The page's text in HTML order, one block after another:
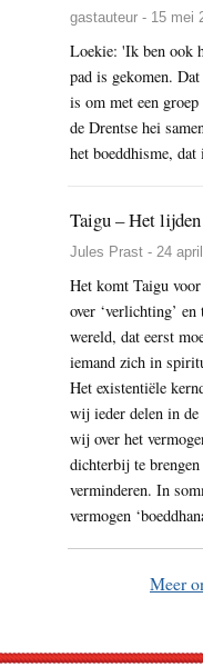
gastauteur - 15 mei
Loekie: 'Ik ben ook
pad is gekomen.
is om met een
de Drentse hei
het boeddhisme, dat
Taigu – Het
Jules Prast - 24
Het komt Taigu
over ‘verlichting’
wereld, dat eerst
iemand zich in
Het existentiële
wij ieder delen in
wij over het
dichterbij te
verminderen. In
vermogen
Meer